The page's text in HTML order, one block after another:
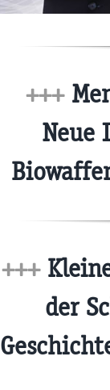
+++
Neue
+++
der